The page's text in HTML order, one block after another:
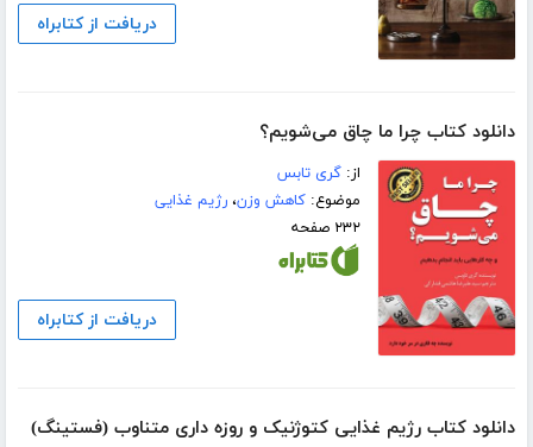
دریافت از کتابراه
دانلود کتاب چرا ما چاق می‌شویم؟
از:گری تابس
موضوع:کاهش وزن،رژیم غذایی
۲۳۲ صفحه
دریافت از کتابراه
دانلود کتاب رژیم غذایی کتوژنیک و روزه داری متناوب (فستینگ)